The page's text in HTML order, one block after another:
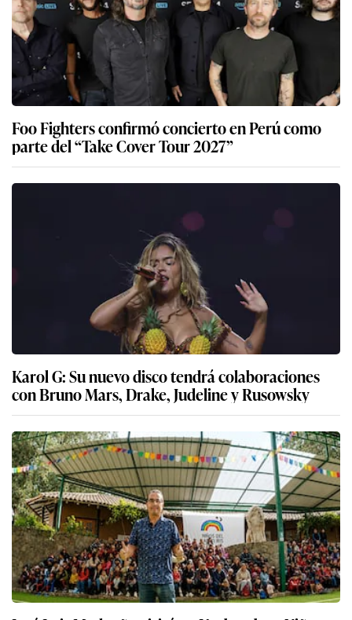
Foo Fighters confirmó concierto en Perú como
parte del “Take Cover Tour 2027”
Karol G: Su nuevo disco tendrá colaboraciones
con Bruno Mars, Drake, Judeline y Rusowsky